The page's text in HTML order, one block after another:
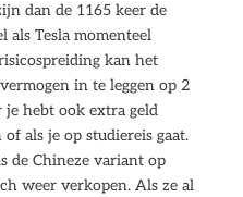
dan de 1165 keer de
als Tesla momenteel
kan het
in te leggen op 2
je hebt ook extra geld
als je op studiereis gaat.
de Chineze variant op
weer verkopen. Als ze al